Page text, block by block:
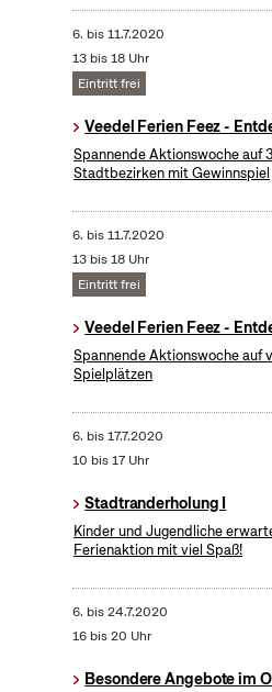
6. bis11.7.2020
13 bis 18 Uhr
Eintritt frei
Veedel Ferien Feez -
Spannende Aktionswoche auf
Stadtbezirken mit Gewinnspiel
6. bis11.7.2020
13 bis 18 Uhr
Eintritt frei
Veedel Ferien Feez -
Spannende Aktionswoche auf
Spielplätzen
6. bis17.7.2020
10 bis 17 Uhr
Stadtranderholung I
Kinder und Jugendliche
Ferienaktion mit viel Spaß!
6. bis24.7.2020
16 bis 20 Uhr
Besondere Angebote im